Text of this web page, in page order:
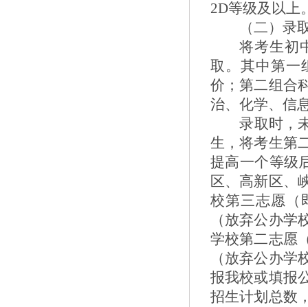
2D等级及以上
（二）录
将考生初
取。其中第一
价；第二组合
治、化学、信
录取时，
生，将考生第
提高一个等级
区、高新区、
校第三志愿（
（放弃公办
学校第二志愿
（放弃公办
报我校或填报
招生计划总数